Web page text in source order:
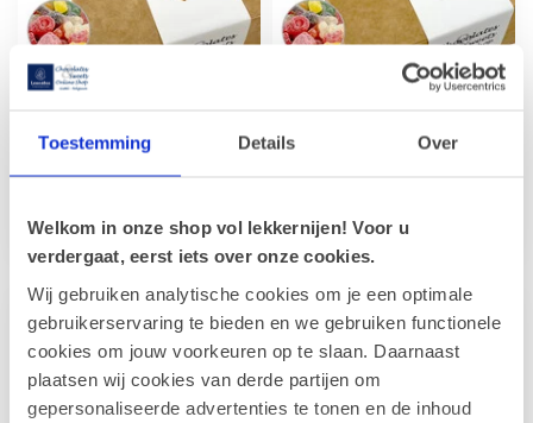
Toestemming Details Over
Welkom in onze shop vol lekkernijen! Voor u
verdergaat, eerst iets over onze cookies.
Wij gebruiken analytische cookies om je een optimale
gebruikerservaring te bieden en we gebruiken functionele
cookies om jouw voorkeuren op te slaan. Daarnaast
plaatsen wij cookies van derde partijen om
gepersonaliseerde advertenties te tonen en de inhoud
Snoep naar keuze + uw
€14,90
GEFELICITEERD
doosje. ...
€14,90